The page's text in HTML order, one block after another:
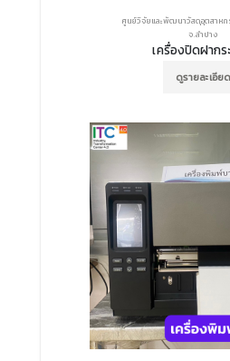
ศูนย์วิจัยและพัฒนาวัสดุอุตสาห
จ.ลำปาง
เครื่องปิดฝากร
ดูรายละเอียด